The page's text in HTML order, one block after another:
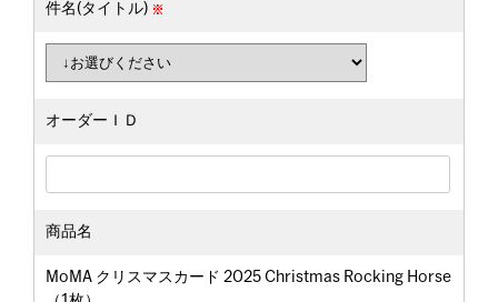
件名(タイトル)
オーダーＩＤ
商品名
MoMA クリスマスカード 2025 Christmas Rocking Horse